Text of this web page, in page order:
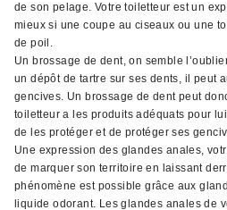
de son pelage. Votre toiletteur est un
mieux si une coupe au ciseaux ou une
de poil.
Un brossage de dent, on semble
un dépôt de tartre sur ses dents, il peut
gencives. Un brossage de dent peut
toiletteur a les produits adéquats pour
de les protéger et de protéger ses
Une expression des glandes anales,
de marquer son territoire en laissant
phénomène est possible grâce aux
liquide odorant. Les glandes anales de